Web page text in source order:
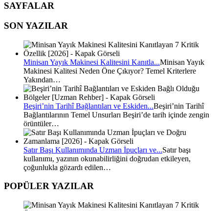
SAYFALAR
SON YAZILAR
Minisan Yayık Makinesi Kalitesini Kanıtla...Minisan Yayık
Makinesi Kalitesi Neden Öne Çıkıyor? Temel Kriterlere
Yakından…
Beşiri’nin Tarihî Bağlantıları ve Eskiden...Beşiri’nin Tarihî
Bağlantılarının Temel Unsurları Beşiri’de tarih içinde zengin
örüntüler…
Satır Başı Kullanımında Uzman İpuçları ve...Satır başı
kullanımı, yazının okunabilirliğini doğrudan etkileyen,
çoğunlukla gözardı edilen…
POPÜLER YAZILAR